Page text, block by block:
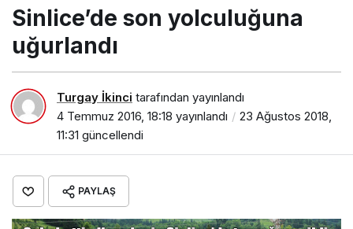
Sinlice’de son yolculuğuna
uğurlandı
Turgay İkinci tarafından yayınlandı
4 Temmuz 2016, 18:18 yayınlandı
23 Ağustos 2018,
11:31 güncellendi
PAYLAŞ